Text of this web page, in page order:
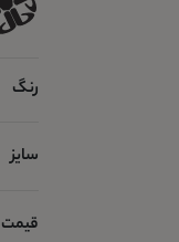
رنگ
سایز
قیمت